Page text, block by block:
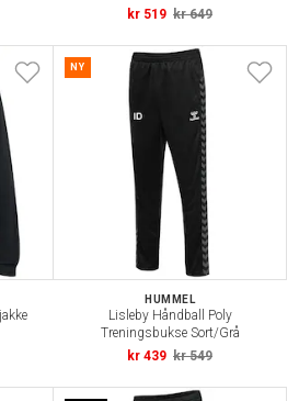
kr 519 kr 649
NY
HUMMEL
Lisleby Håndball Poly
Treningsbukse Sort/Grå
kr 439 kr 549